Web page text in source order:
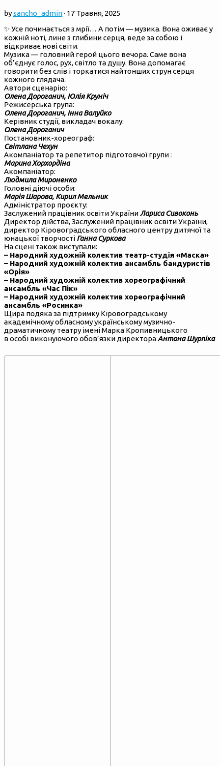
bysancho_admin· 17 Травня, 2025
✨ Усе починається з мрії… А потім — музика. Вона оживає у
кожній ноті, лине з глибини серця, веде за собою і
відкриває нові світи.
Музика — головний герой цього вечора. Саме вона
об’єднує голос, рух, світло та душу. Вона допомагає
говорити без слів і торкатися найтонших струн серця
кожного глядача.
Автори сценарію:
Олена Дороганич, Юлія Круніч
Режисерська група:
Олена Дороганич, Інна Валуйко
Керівник студії, викладач вокалу:
Олена Дороганич
Постановник-хореограф:
Світлана Чехун
Акомпаніатор та репетитор підготовчої групи :
Марина Хорхордіна
Акомпаніатор:
Людмила Мироненко
Головні діючі особи:
Марія Шарова, Кирил Мельник
Адміністратор проєкту:
Заслужений працівник освіти УкраїниЛариса Сивоконь
Директор дійства, Заслужений працівник освіти України,
директор Кіровоградського обласного центру дитячої та
юнацької творчості Ганна Суркова
На сцені також виступали:
– Народний художній колектив театр-студія «Маска»
– Народний художній колектив ансамбль бандуристів
«Орія»
– Народний художній колектив хореографічний
ансамбль «Час Пік»
– Народний художній колектив хореографічний
ансамбль «Росинка»
Щира подяка за підтримку Кіровоградському
академічному обласному українському музично-
драматичному театру імені Марка Кропивницького
в особі виконуючого обов’язки директораАнтона Шурпіка